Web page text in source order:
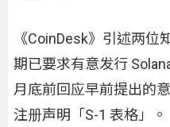
《CoinDesk》引述两位
期已要求有意发行
月底前回应早前提出的
注册声明「S-1 表格」。